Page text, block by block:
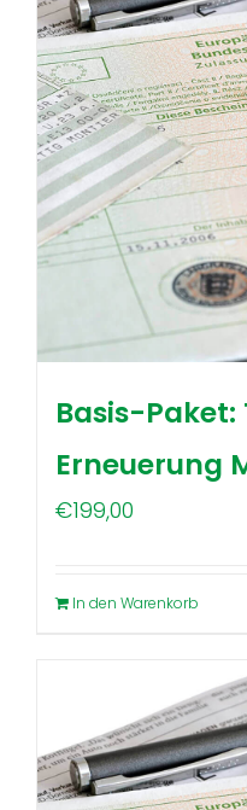
Basis-Paket:
Erneuerung
€199,00
In den Warenkorb